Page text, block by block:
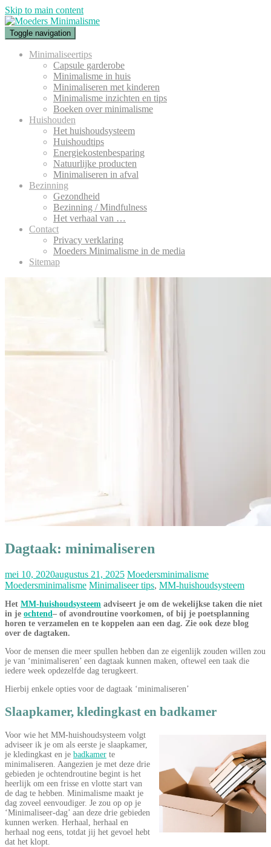
Skip to main content
Toggle navigation
Minimaliseertips
Capsule garderobe
Minimalisme in huis
Minimaliseren met kinderen
Minimalisme inzichten en tips
Boeken over minimalisme
Huishouden
Het huishoudsysteem
Huishoudtips
Energiekostenbesparing
Natuurlijke producten
Minimaliseren in afval
Bezinning
Gezondheid
Bezinning / Mindfulness
Het verhaal van …
Contact
Privacy verklaring
Moeders Minimalisme in de media
Sitemap
Dagtaak: minimaliseren
mei 10, 2020augustus 21, 2025 Moedersminimalisme
Moedersminimalisme Minimaliseer tips, MM-huishoudsysteem
Het MM-huishoudsysteem adviseert je om de wekelijkse taken die niet
in je ochtend – of avondroutine voorkomen, of bij je poetsplanning
horen te verzamelen en te koppelen aan een dag. Zie ook deze blog
over de dagtaken.
Voor de mensen die meer spullen hebben dan ze eigenlijk zouden willen zou
je van ‘minimaliseren’ een dagtaak kunnen maken, oftewel een taak die
iedere week opdezelfde dag terugkeert.
Hierbij enkele opties voor de dagtaak ‘minimaliseren’
Slaapkamer, kledingkast en badkamer
Voor wie het MM-huishoudsysteem volgt
adviseer ik je om als eerste je slaapkamer,
je kledingkast en je badkamer te
minimaliseren. Aangezien je met deze drie
gebieden je ochtendroutine begint is het
heerlijk om een frisse en vlotte start van
de dag te hebben. Minimalisme maakt je
dag zoveel eenvoudiger. Je zou op op je
‘Minimaliseer-dag’ aan deze drie gebieden
kunnen werken. Herhaal, herhaal en
herhaal nog eens, totdat jij het gevoel hebt
dat het klopt.